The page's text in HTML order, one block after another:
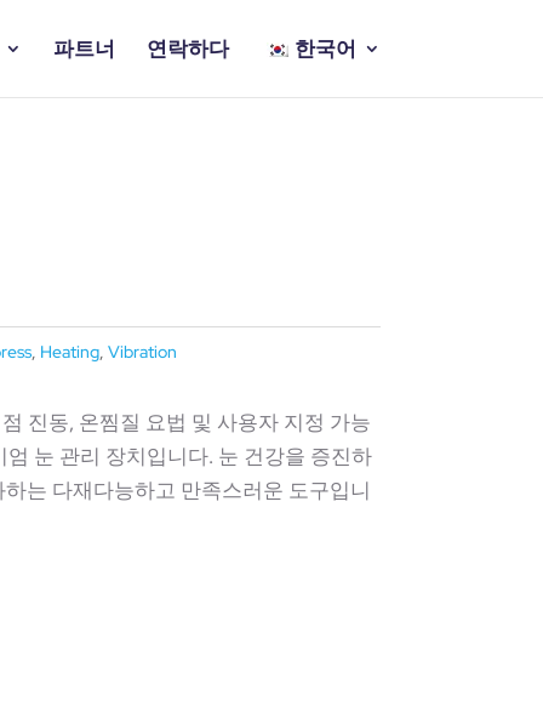
파트너 연락하다 한국어
, Heating,Vibration
진동, 온찜질 요법 및 사용자 지정 가능
눈 관리 장치입니다. 눈 건강을 증진하
는 다재다능하고 만족스러운 도구입니